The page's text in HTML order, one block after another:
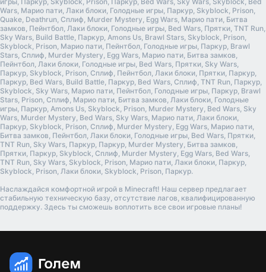
Wars, Марио пати, Лаки блоки, Голодные игры, Паркур, Skyblock, Prison,
Quake, Deathrun, Сплиф, Murder Mystery, Egg Wars, Марио пати, Битва
замков, Пейнтбол, Лаки блоки, Голодные игры, Bed Wars, Прятки, TNT Run,
Sky Wars, Build Battle, Паркур, Amons Us, Brawl Stars, Skyblock, Prison,
Skyblock, Prison, Марио пати, Пейнтбол, Голодные игры, Паркур, Brawl
Stars, Сплиф, Murder Mystery, Egg Wars, Марио пати, Битва замков,
Пейнтбол, Лаки блоки, Голодные игры, Bed Wars, Прятки, Sky Wars,
Паркур, Skyblock, Prison, Сплиф, Пейнтбол, Лаки блоки, Прятки, Паркур,
Паркур, Bed Wars, Build Battle, Паркур, Bed Wars, Сплиф, TNT Run, Паркур,
Skyblock, Sky Wars, Марио пати, Пейнтбол, Голодные игры, Паркур, Brawl
Stars, Prison, Сплиф, Марио пати, Битва замков, Лаки блоки, Голодные
игры, Паркур, Amons Us, Skyblock, Prison, Murder Mystery, Bed Wars, Sky
Wars, Murder Mystery, Bed Wars, Sky Wars, Марио пати, Лаки блоки,
Паркур, Skyblock, Prison, Сплиф, Murder Mystery, Egg Wars, Марио пати,
Битва замков, Пейнтбол, Лаки блоки, Голодные игры, Bed Wars, Прятки,
TNT Run, Sky Wars, Паркур, Паркур, Murder Mystery, Битва замков,
Прятки, Паркур, Skyblock, Сплиф, Murder Mystery, Egg Wars, Bed Wars,
TNT Run, Sky Wars, Skyblock, Prison, Марио пати, Лаки блоки, Паркур,
Skyblock, Prison, Лаки блоки, Skyblock, Prison, Паркур.
Наслаждайся комфортной игрой в Minecraft! Наш сервер предлагает
стабильную техническую базу, отсутствие лагов, квалифицированную
поддержку. Здесь ты сможешь воплотить все свои игровые планы!